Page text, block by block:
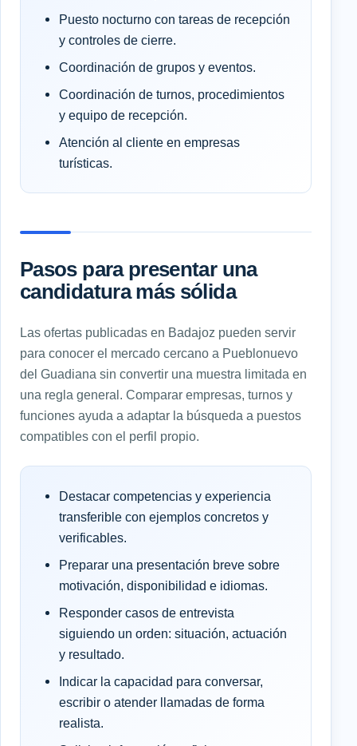
Puesto nocturno con tareas de recepción
y controles de cierre.
Coordinación de grupos y eventos.
Coordinación de turnos, procedimientos
y equipo de recepción.
Atención al cliente en empresas
turísticas.
Pasos para presentar una
candidatura más sólida
Las ofertas publicadas en Badajoz pueden servir
para conocer el mercado cercano a Pueblonuevo
del Guadiana sin convertir una muestra limitada en
una regla general. Comparar empresas, turnos y
funciones ayuda a adaptar la búsqueda a puestos
compatibles con el perfil propio.
Destacar competencias y experiencia
transferible con ejemplos concretos y
verificables.
Preparar una presentación breve sobre
motivación, disponibilidad e idiomas.
Responder casos de entrevista
siguiendo un orden: situación, actuación
y resultado.
Indicar la capacidad para conversar,
escribir o atender llamadas de forma
realista.